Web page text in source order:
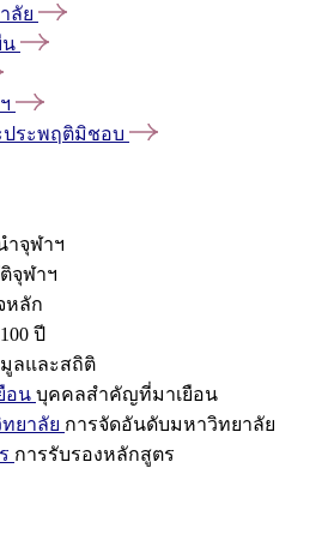
ลัย
น
ประพฤติมิชอบ
ำจุฬาฯ
จุฬาฯ
หลัก
ปี
ลและสถิติ
อน บุคคลสำคัญที่มาเยือน
ยาลัย การจัดอันดับมหาวิทยาลัย
การรับรองหลักสูตร